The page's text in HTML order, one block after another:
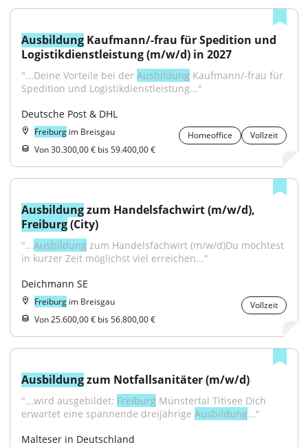
Ausbildung Kaufmann/-frau für Spedition und
Logistikdienstleistung (m/w/d) in 2027
"...Deine Vorteile bei der Ausbildung Kaufmann/-frau für
Spedition und Logistikdienstleistung..."
Deutsche Post & DHL
Freiburg im Breisgau Homeoffice
Vollzeit
Von 30.300,00 € bis 59.400,00 €
Ausbildung
Freiburg (City)
"...Ausbildung zum Handelsfachwirt (m/w/d)Du möchtest
in kurzer Zeit möglichst viel erreichen..."
Deichmann SE
Freiburg im Breisgau
Vollzeit
Von 25.600,00 € bis 56.800,00 €
Ausbildung zum Notfallsanitäter (m/w/d)
"...wird ausgebildet: Freiburg Münstertal Titisee Dich
erwartet eine spannende dreijährige Ausbildung..."
Malteser in Deutschland